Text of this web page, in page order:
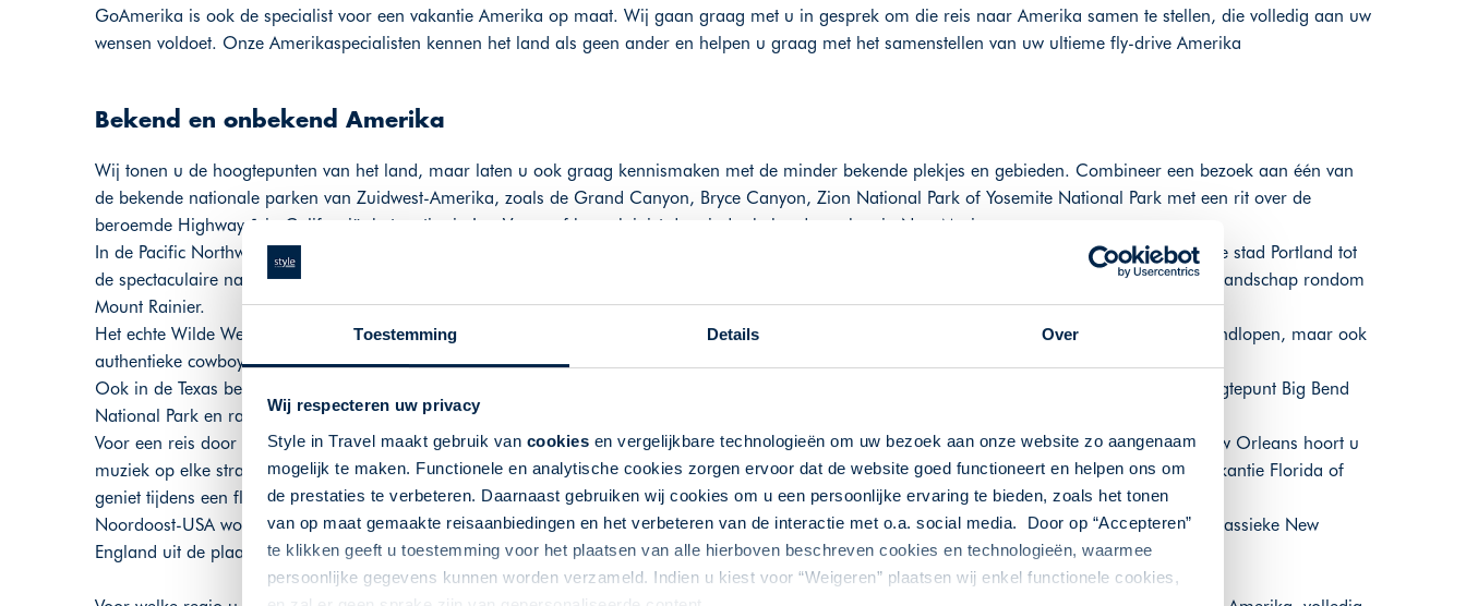
Toestemming Details Over
Wij respecteren uw privacy
Style in Travel maakt gebruik van cookies en vergelijkbare technologieën om uw bezoek aan onze website zo aangenaam
mogelijk te maken. Functionele en analytische cookies zorgen ervoor dat de website goed functioneert en helpen ons om
de prestaties te verbeteren. Daarnaast gebruiken wij cookies om u een persoonlijke ervaring te bieden, zoals het tonen
van op maat gemaakte reisaanbiedingen en het verbeteren van de interactie met o.a. social media. Door op “Accepteren”
te klikken geeft u toestemming voor het plaatsen van alle hierboven beschreven cookies en technologieën, waarmee
persoonlijke gegevens kunnen worden verzameld. Indien u kiest voor “Weigeren” plaatsen wij enkel functionele cookies,
GoAmerika is ook de specialist voor een vakantie Amerika op maat. Wij gaan graag met u in gesprek om die reis naar Amerika samen te stellen, die volledig aan uw
wensen voldoet. Onze Amerikaspecialisten kennen het land als geen ander en helpen u graag met het samenstellen van uw ultieme fly-drive Amerika
Bekend en onbekend Amerika
Wij tonen u de hoogtepunten van het land, maar laten u ook graag kennismaken met de minder bekende plekjes en gebieden. Combineer een bezoek aan één van
de bekende nationale parken van Zuidwest-Amerika, zoals de Grand Canyon, Bryce Canyon, Zion National Park of Yosemite National Park met een rit over de
beroemde Highway 1 in Californië, het vertier in Las Vegas of bezoek juist de minder bekende parken in New Mexico.
In de Pacific Northwest zitten de staten Oregon en Washington vol onbekende verrassingen. Het zijn staten vol afwisseling, van de gezelligheid in de stad Portland tot
de spectaculaire natuur rondom Bend of in Olympic National Park. Geniet van het uitzicht langs de Oregon Coast of wandel door het vulkanische landschap rondom
Mount Rainier.
Het echte Wilde Westen vindt u in de Rocky Mountains States, zoals Montana, Wyoming en South Dakota: Uitgestrekte prairies, waar buffels vrij rondlopen, maar ook
authentieke cowboystadjes en natuurlijk de uitzonderlijke natuur van Yellowstone National Park.
Ook in de Texas bepalen de cowboys het straatbeeld in steden zoals Austin en Dallas. Dit is de staat met de uitgestrekte landschappen met als hoogtepunt Big Bend
National Park en ranches, die ook hun deuren openstellen voor bezoekers.
Voor een reis door de geschiedenis en langs muzieksteden kiest u voor een flydrive door het Diepe Zuiden. In de steden Nashville, Memphis en New Orleans hoort u
muziek op elke straathoek, terwijl in de oude plantagehuizen langs de Mississippi de geschiedenis tot leven komt. Sluit uw reis af met een strandvakantie Florida of
geniet tijdens een flydrive Florida van de witte stranden, de themaparken in Orlando en het mondaine Miami Beach.
Noordoost-USA wordt gedomineerd door de grote steden zoals New York, Philadelphia, Washington DC en Chicago. In New England vindt u het klassieke New
England uit de plaatjesboeken. Kleine dorpjes gebouwd rond een wit kerkje, omringd door een prachtige groene natuur.